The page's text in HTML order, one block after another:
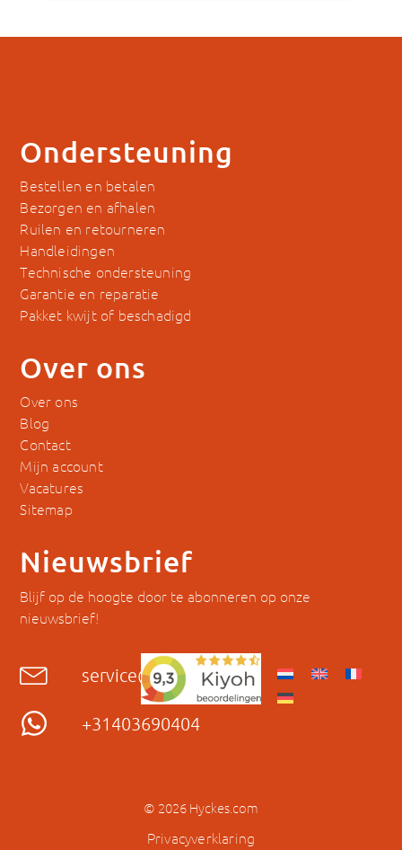
Ondersteuning
Bestellen en betalen
Bezorgen en afhalen
Ruilen en retourneren
Handleidingen
Technische ondersteuning
Garantie en reparatie
Pakket kwijt of beschadigd
Over ons
Over ons
Blog
Contact
Mijn account
Vacatures
Sitemap
Nieuwsbrief
Blijf op de hoogte door te abonneren op onze
nieuwsbrief!
service@hyckes.com
+31403690404
© 2026 Hyckes.com
Privacyverklaring